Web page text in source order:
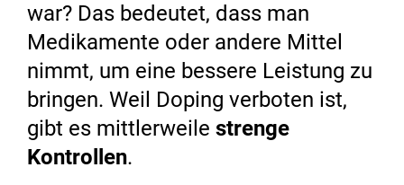
war? Das bedeutet, dass man
Medikamente oder andere Mittel
nimmt, um eine bessere Leistung zu
bringen. Weil Doping verboten ist,
gibt es mittlerweile strenge
Kontrollen.